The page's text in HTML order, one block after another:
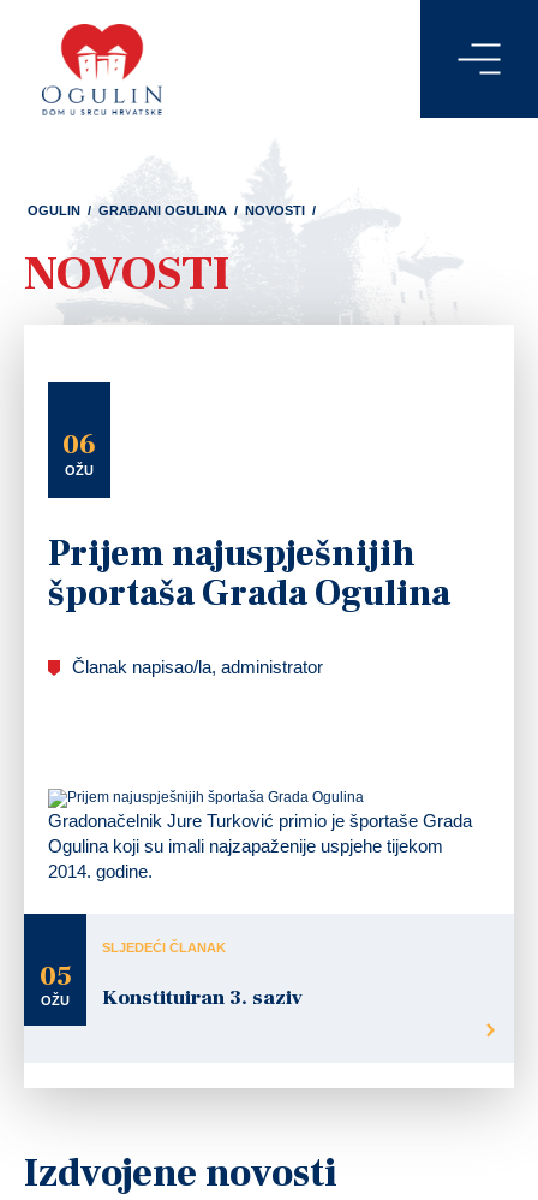
OGULIN / GRAĐANI OGULINA / NOVOSTI /
NOVOSTI
06
OŽU
Prijem najuspješnijih
športaša Grada Ogulina
Članak napisao/la, administrator
Gradonačelnik Jure Turković primio je športaše Grada
Ogulina koji su imali najzapaženije uspjehe tijekom
2014. godine.
05
OŽU
SLJEDEĆI ČLANAK
Konstituiran 3. saziv
Izdvojene novosti